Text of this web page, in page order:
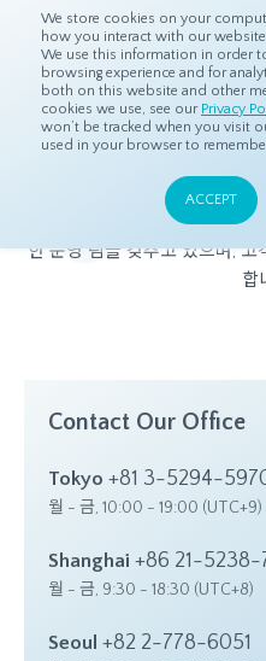
We store cookies on your
how you interact with our
We use this information in order
browsing experience and for
both on this website and other
cookies we use, see our Privacy
won’t be tracked when you visit
used in your browser to
ACCEPT
고객센터
고
dataSpring에 문의 사항이 있
한 운영 팀을 갖추고 있으며,
합
Contact Our Office
Tokyo +81 3-5294-
월 - 금, 10:00 - 19:00 (UTC+9)
Shanghai +86 21-5238-
월 - 금, 9:30 - 18:30 (UTC+8)
Seoul +82 2-778-6051